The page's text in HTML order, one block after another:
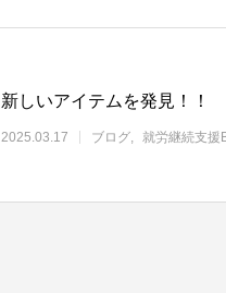
新しいアイテムを発見！！
2025.03.17 ブログ 就労継続